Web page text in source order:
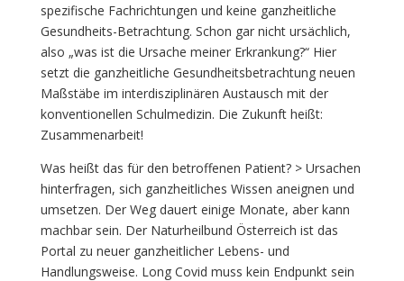
spezifische Fachrichtungen und keine ganzheitliche
Gesundheits-Betrachtung. Schon gar nicht ursächlich,
also „was ist die Ursache meiner Erkrankung?“ Hier
setzt die ganzheitliche Gesundheitsbetrachtung neuen
Maßstäbe im interdisziplinären Austausch mit der
konventionellen Schulmedizin. Die Zukunft heißt:
Zusammenarbeit!
Was heißt das für den betroffenen Patient? > Ursachen
hinterfragen, sich ganzheitliches Wissen aneignen und
umsetzen. Der Weg dauert einige Monate, aber kann
machbar sein. Der Naturheilbund Österreich ist das
Portal zu neuer ganzheitlicher Lebens- und
Handlungsweise. Long Covid muss kein Endpunkt sein